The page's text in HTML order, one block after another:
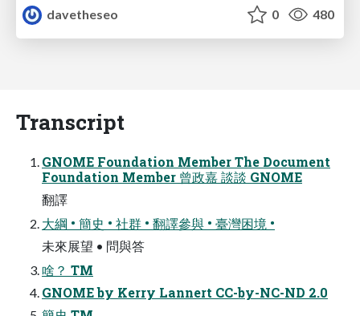
davetheseo
0 480
Transcript
GNOME Foundation Member The Document
Foundation Member 曾政嘉 談談 GNOME
翻譯
大綱 • 簡史 • 社群 • 翻譯參與 • 臺灣困境 •
未來展望 • 問與答
啥？ TM
GNOME by Kerry Lannert CC-by-NC-ND 2.0